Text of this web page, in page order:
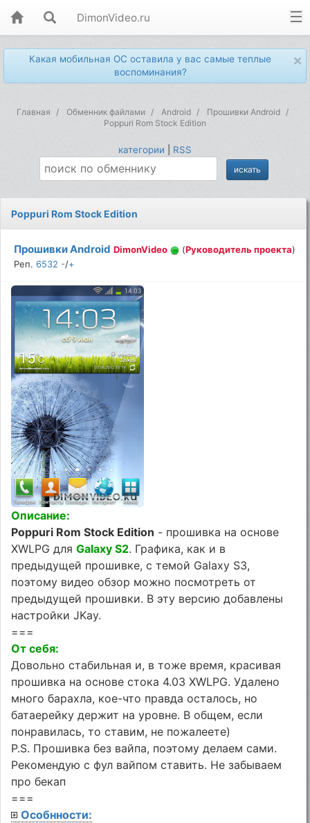
DimonVideo.ru
×
Какая мобильная ОС оставила у вас самые теплые
воспоминания?
Главная Обменник файлами Android
Прошивки Android
Poppuri Rom Stock Edition
категории RSS
Poppuri Rom Stock Edition
Прошивки Android DimonVideo (Руководитель проекта)
Реп.6532 -/+
Описание:
Poppuri Rom Stock Edition - прошивка на основе
XWLPG дляGalaxy S2. Графика, как и в
предыдущей прошивке, с темой Galaxy S3,
поэтому видео обзор можно посмотреть от
предыдущей прошивки. В эту версию добавлены
настройки JKay.
===
От себя:
Довольно стабильная и, в тоже время, красивая
прошивка на основе стока 4.03 XWLPG. Удалено
много барахла, кое-что правда осталось, но
батаерейку держит на уровне. В общем, если
понравилась, то ставим, не пожалеете)
P.S. Прошивка без вайпа, поэтому делаем сами.
Рекомендую с фул вайпом ставить. Не забываем
про бекап
===
Особнности: